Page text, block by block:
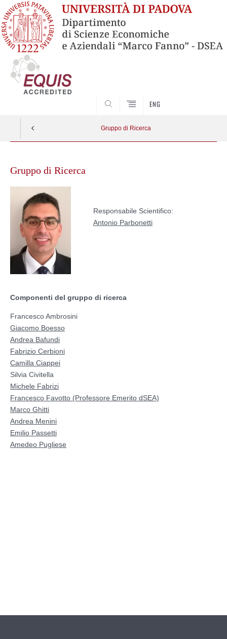
ENG
Gruppo di Ricerca
contentGruppo di Ricerca
Responsabile Scientifico:
Antonio Parbonetti
Componenti del gruppo di ricerca
Francesco Ambrosini
Giacomo Boesso
Andrea Bafundi
Fabrizio Cerbioni
Camilla Ciappei
Silvia Civitella
Michele Fabrizi
Francesco Favotto (Professore Emerito dSEA)
Marco Ghitti
Andrea Menini
Emilio Passetti
Amedeo Pugliese